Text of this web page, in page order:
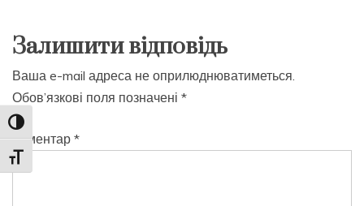
Toggle High Contrast
Toggle Font size
Залишити відповідь
Ваша e-mail адреса не оприлюднюватиметься.
Обов’язкові поля позначені *
Коментар *